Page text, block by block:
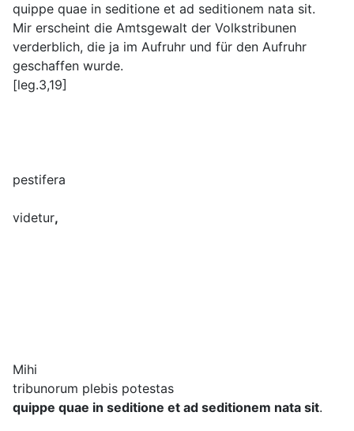
quippe quae in seditione et ad seditionem nata sit.
Mir erscheint die Amtsgewalt der Volkstribunen
verderblich, die ja im Aufruhr und für den Aufruhr
geschaffen wurde.
[leg.3,19]
pestifera
videtur,
Mihi
tribunorum plebis potestas
quippe quae in seditione et ad seditionem nata sit.